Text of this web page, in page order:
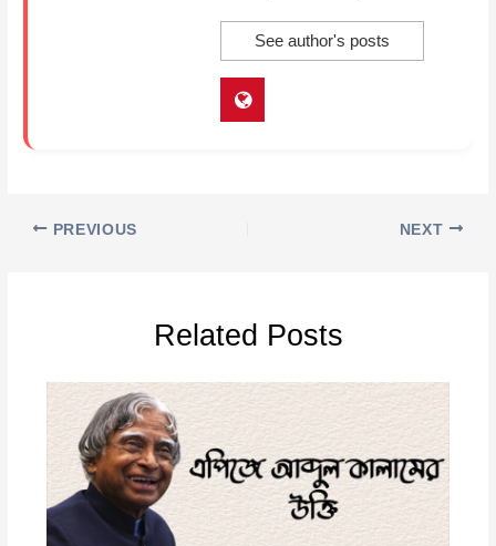
See author's posts
PREVIOUS NEXT
Related Posts